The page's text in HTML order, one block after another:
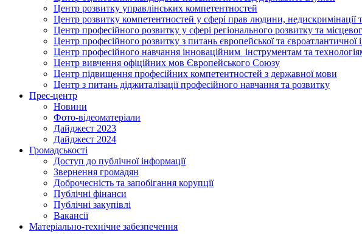
Центр розвитку управлінських компетентностей
Центр розвитку компетентностей у сфері прав людини, недискримінації
Центр професійного розвитку у сфері регіонального розвитку та
Центр професійного розвитку з питань європейської та євроатлантичної
Центр професійного навчання інноваційним інструментам та
Центр вивчення офіційних мов Європейського Союзу
Центр підвищення професійних компетентностей з державної мови
Центр з питань діджиталізації професійного навчання та розвитку
Прес-центр
Новини
Фото-відеоматеріали
Дайджест 2023
Дайджест 2024
Громадськості
Доступ до публічної інформації
Звернення громадян
Доброчесність та запобігання корупції
Публічні фінанси
Публічні закупівлі
Вакансії
Матеріально-технічне забезпечення